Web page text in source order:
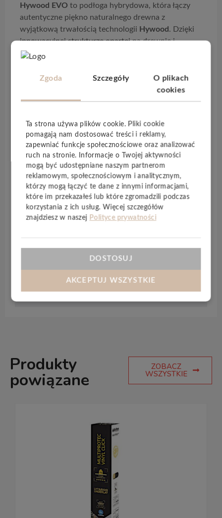
Specyfikacja techniczna
Hywood EVO to podłoga hybrydowa, która łączy
autentyczne piękno naturalnego drewna z
wyjątkową trwałością technologii Hywood . Dzięki
innowacyjnej strukturze opartej na drewnie i
wzmocnionej technologią
tradycyjnych podłogach drewnianych.
skutecznie tłumi widoczność zarysowań, a podłoga
zachowuje elegancki wygląd nawet w intensywnie
eksploatowanych przestrzeniach. Jej ogromną zaletą
jest również łatwość pielęgnacji, ponieważ specjalna
powłoka ochronna zapobiega osadzaniu się
zabrudzeń zarówno na porach, jak i we włóknach
drewna.
Wykończenie Hywood EVOma głęboko matowy,
aksamitny efekt, który nadaje wnętrzom wyjątkową
wszystkim wymaganiom współczesnych domów.
Produkty
powiązane
ZOBACZ
WSZYSTKIE
Zgoda Szczegóły
O plikach
cookies
Ta strona używa plików cookie. Pliki cookie
pomagają nam dostosować treści i reklamy,
zapewniać funkcje społecznościowe oraz analizować
ruch na stronie. Informacje o Twojej aktywności
mogą być udostępniane naszym partnerom
reklamowym, społecznościowym i analitycznym,
którzy mogą łączyć te dane z innymi informacjami,
które im przekazałeś lub które zgromadzili podczas
korzystania z ich usług. Więcej szczegółów
znajdziesz w naszej Polityce prywatności
DOSTOSUJ
AKCEPTUJ WSZYSTKIE